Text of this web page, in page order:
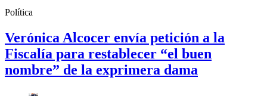
Política
Verónica Alcocer envía petición a la
Fiscalía para restablecer “el buen
nombre” de la exprimera dama